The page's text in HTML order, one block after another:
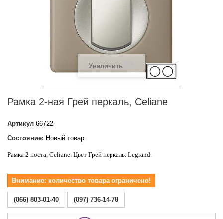
Увеличить
Рамка 2-ная Грей перкаль, Celiane
Артикул 66722
Состояние: Новый товар
Рамка 2 поста, Celiane. Цвет Грей перкаль. Legrand.
Внимание: количество товара ограничено!
(066) 803-01-40 (097) 736-14-78